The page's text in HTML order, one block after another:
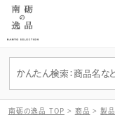
南砺の逸品 TOP > 商品 >製品